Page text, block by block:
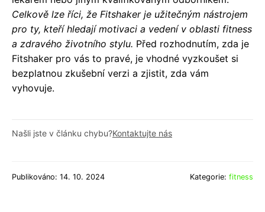
Celkově lze říci, že Fitshaker je užitečným nástrojem
pro ty, kteří hledají motivaci a vedení v oblasti fitness
a zdravého životního stylu. Před rozhodnutím, zda je
Fitshaker pro vás to pravé, je vhodné vyzkoušet si
bezplatnou zkušební verzi a zjistit, zda vám
vyhovuje.
Našli jste v článku chybu?Kontaktujte nás
Publikováno: 14. 10. 2024 Kategorie: fitness